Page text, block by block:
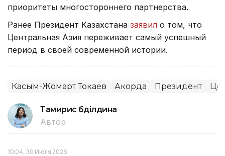
приоритеты многостороннего партнерства.
Ранее Президент Казахстана заявил о том, что
Центральная Азия переживает самый успешный
период в своей современной истории.
Касым-Жомарт Токаев Акорда Президент
Тамирис Әбділдина
Автор
10:04, 30 Июля 2026